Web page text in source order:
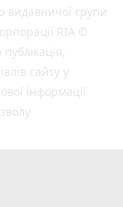
видавничої групи
RIA ©
публiкацiя,
сайту у
інформації